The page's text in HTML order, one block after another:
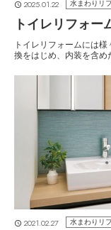
2025.01.22 水まわりリ
トイレリフォー
トイレリフォームには
換をはじめ、内装を含
2021.02.27 水まわりリ